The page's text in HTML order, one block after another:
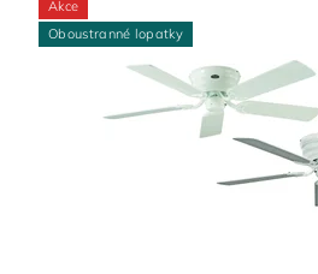
Akce
Oboustranné lopatky